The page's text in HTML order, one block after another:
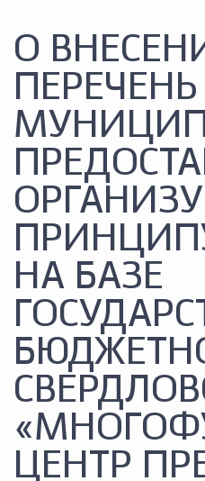
О
ПЕРЕЧЕНЬ
НА БАЗЕ
ЦЕНТР